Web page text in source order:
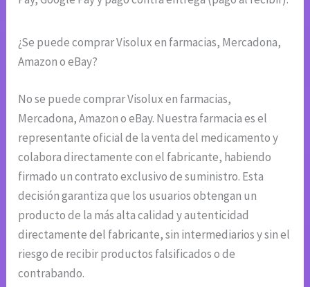
¿Se puede comprar Visolux en farmacias, Mercadona,
Amazon o eBay?
No se puede comprar Visolux en farmacias,
Mercadona, Amazon o eBay. Nuestra farmacia es el
representante oficial de la venta del medicamento y
colabora directamente con el fabricante, habiendo
firmado un contrato exclusivo de suministro. Esta
decisión garantiza que los usuarios obtengan un
producto de la más alta calidad y autenticidad
directamente del fabricante, sin intermediarios y sin el
riesgo de recibir productos falsificados o de
contrabando.